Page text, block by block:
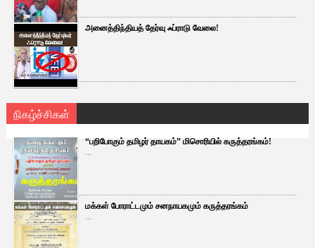
அனைத்திந்தியத் தேர்வு ஃப்ராடு வேலை!
நிகழ்ச்சிகள்
“பறிபோகும் தமிழர் தாயகம்” மிசொரியில் கருத்தரங்கம்!
...
மக்கள் போராட்டமும் சனநாயகமும் கருத்தரங்கம்
...